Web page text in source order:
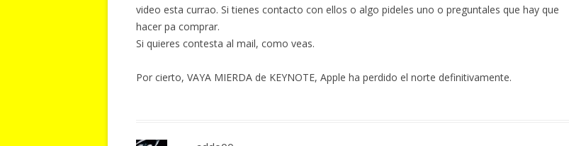
video esta currao. Si tienes contacto con ellos o algo pideles uno o preguntales que hay que
hacer pa comprar.
Si quieres contesta al mail, como veas.
Por cierto, VAYA MIERDA de KEYNOTE, Apple ha perdido el norte definitivamente.